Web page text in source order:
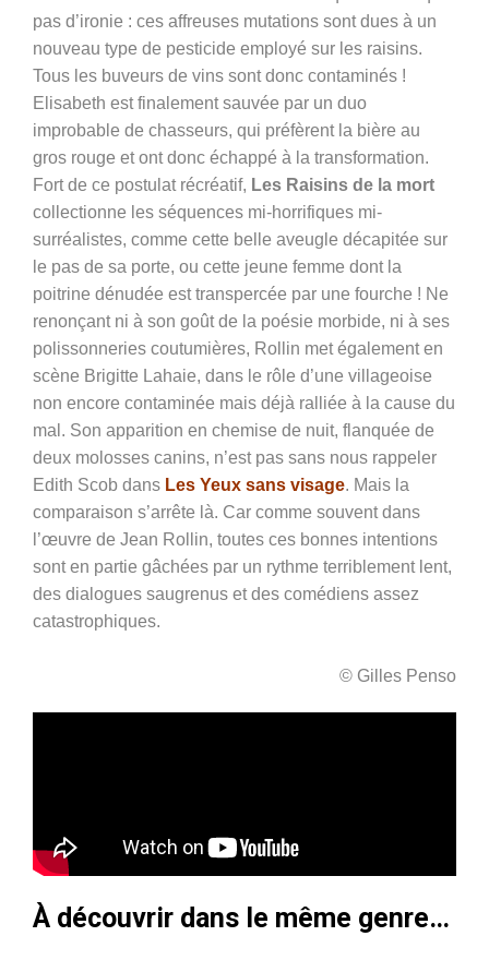
pas d’ironie : ces affreuses mutations sont dues à un
nouveau type de pesticide employé sur les raisins.
Tous les buveurs de vins sont donc contaminés !
Elisabeth est finalement sauvée par un duo
improbable de chasseurs, qui préfèrent la bière au
gros rouge et ont donc échappé à la transformation.
Fort de ce postulat récréatif, Les Raisins de la mort
collectionne les séquences mi-horrifiques mi-
surréalistes, comme cette belle aveugle décapitée sur
le pas de sa porte, ou cette jeune femme dont la
poitrine dénudée est transpercée par une fourche ! Ne
renonçant ni à son goût de la poésie morbide, ni à ses
polissonneries coutumières, Rollin met également en
scène Brigitte Lahaie, dans le rôle d’une villageoise
non encore contaminée mais déjà ralliée à la cause du
mal. Son apparition en chemise de nuit, flanquée de
deux molosses canins, n’est pas sans nous rappeler
Edith Scob dans Les Yeux sans visage. Mais la
comparaison s’arrête là. Car comme souvent dans
l’œuvre de Jean Rollin, toutes ces bonnes intentions
sont en partie gâchées par un rythme terriblement lent,
des dialogues saugrenus et des comédiens assez
catastrophiques.
© Gilles Penso
À découvrir dans le même genre…